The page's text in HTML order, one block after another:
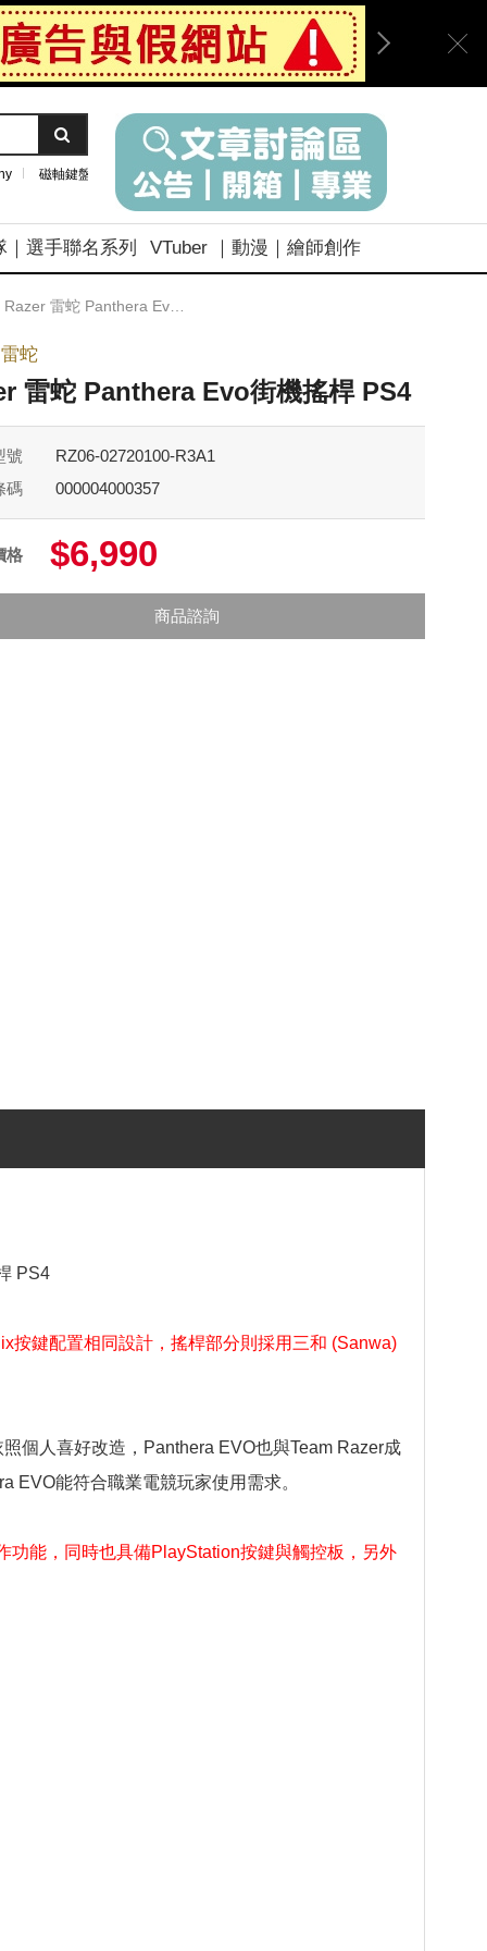
磁軸鍵盤
｜選手聯名系列 VTuber ｜動漫｜繪師創作
Razer 雷蛇 Panthera Evo街機搖桿 PS4
蛇
雷蛇 Panthera Evo街機搖桿 PS4
號
RZ06-02720100-R3A1
碼
000004000357
格 $6,990
商品諮詢
PS4
按鍵配置相同設計，搖桿部分則採用三和 (Sanwa)
個人喜好改造，Panthera EVO也與Team Razer成
EVO能符合職業電競玩家使用需求。
能，同時也具備PlayStation按鍵與觸控板，另外